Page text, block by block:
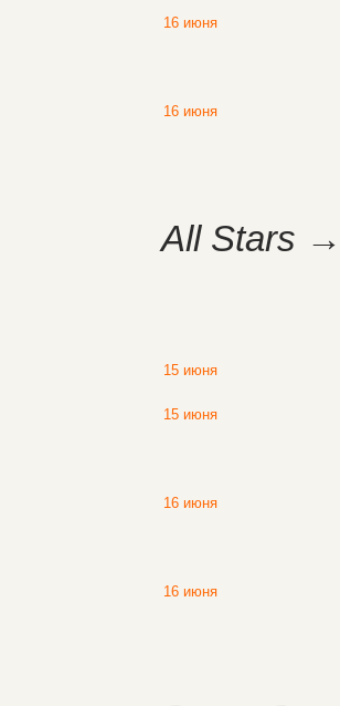
16 июня
16 июня
All Stars
15 июня
15 июня
16 июня
16 июня